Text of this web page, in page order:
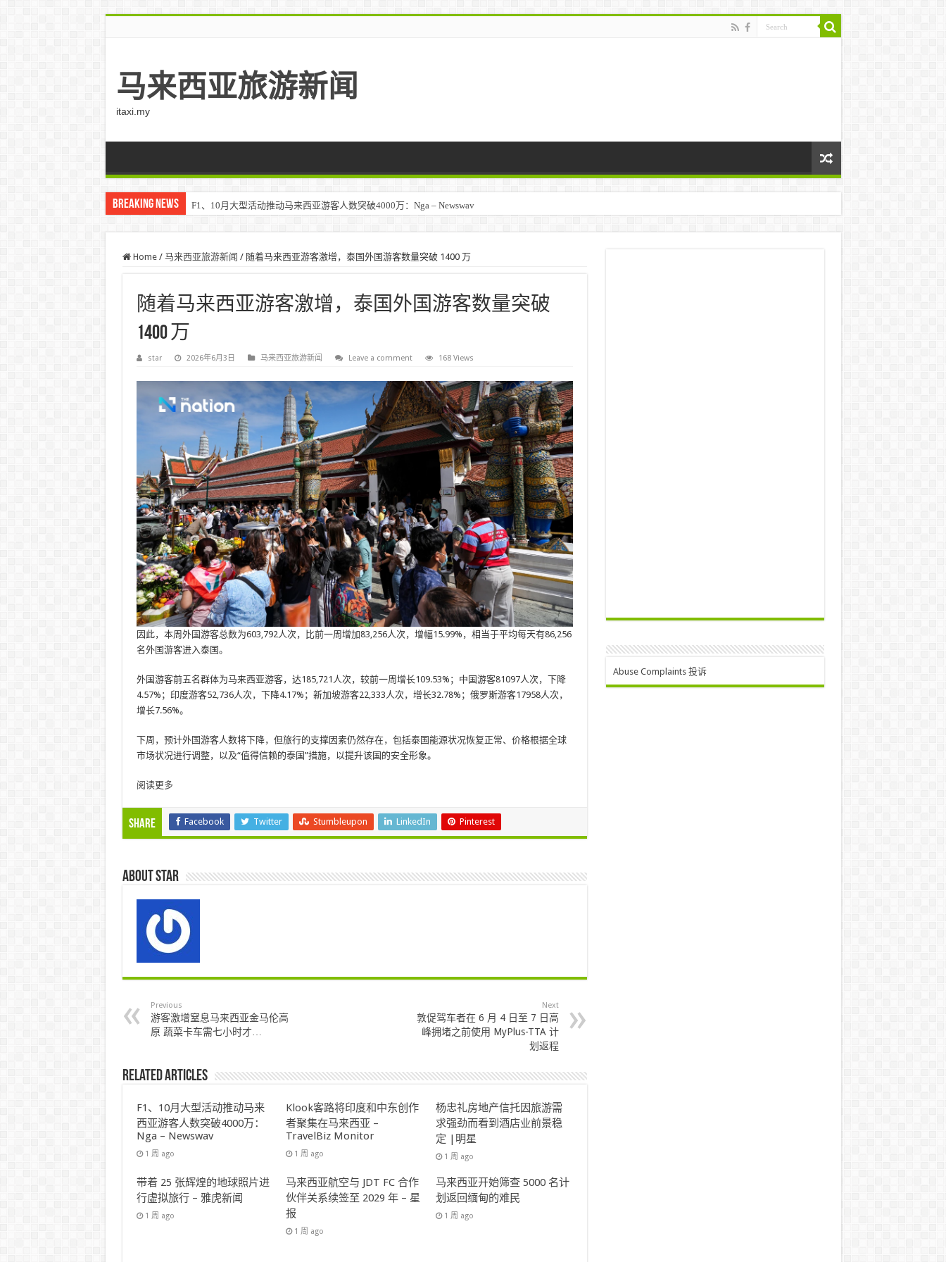
马来西亚旅游新闻
itaxi.my
Breaking News F1、10月大型活动推动马来西亚游客人数突破4000万：Nga – Newswav
Klook客路将印度和中东创作者聚集在马来西亚 – TravelBiz Monitor
Home / 马来西亚旅游新闻 / 随着马来西亚游客激增，泰国外国游客数量突破 1400 万
随着马来西亚游客激增，泰国外国游客数量突破
1400 万
star 2026年6月3日 马来西亚旅游新闻 Leave a comment 168 Views
因此，本周外国游客总数为603,792人次，比前一周增加83,256人次，增幅15.99%，相当于平均每天有86,256
名外国游客进入泰国。
外国游客前五名群体为马来西亚游客，达185,721人次，较前一周增长109.53%；中国游客81097人次，下降
4.57%；印度游客52,736人次，下降4.17%；新加坡游客22,333人次，增长32.78%；俄罗斯游客17958人次，
增长7.56%。
下周，预计外国游客人数将下降，但旅行的支撑因素仍然存在，包括泰国能源状况恢复正常、价格根据全球
市场状况进行调整，以及“值得信赖的泰国”措施，以提升该国的安全形象。
阅读更多
Share Facebook Twitter Stumbleupon LinkedIn Pinterest
About star
Previous
游客激增窒息马来西亚金马伦高
原 蔬菜卡车需七小时才…
Next
敦促驾车者在 6 月 4 日至 7 日高
峰拥堵之前使用 MyPlus-TTA 计
划返程
Related Articles
F1、10月大型活动推动马来
西亚游客人数突破4000万：
Nga – Newswav
1 周 ago
Klook客路将印度和中东创作
者聚集在马来西亚 –
TravelBiz Monitor
1 周 ago
杨忠礼房地产信托因旅游需
求强劲而看到酒店业前景稳
定 |明星
1 周 ago
带着 25 张辉煌的地球照片进
行虚拟旅行 – 雅虎新闻
1 周 ago
马来西亚航空与 JDT FC 合作
伙伴关系续签至 2029 年 – 星
报
1 周 ago
马来西亚开始筛查 5000 名计
划返回缅甸的难民
1 周 ago
Abuse Complaints 投诉